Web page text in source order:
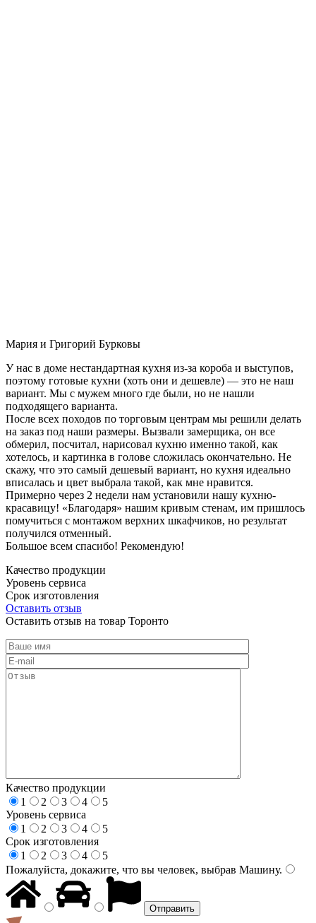
Мария и Григорий Бурковы
У нас в доме нестандартная кухня из-за короба и выступов,
поэтому готовые кухни (хоть они и дешевле) — это не наш
вариант. Мы с мужем много где были, но не нашли
подходящего варианта.
После всех походов по торговым центрам мы решили делать
на заказ под наши размеры. Вызвали замерщика, он все
обмерил, посчитал, нарисовал кухню именно такой, как
хотелось, и картинка в голове сложилась окончательно. Не
скажу, что это самый дешевый вариант, но кухня идеально
вписалась и цвет выбрала такой, как мне нравится.
Примерно через 2 недели нам установили нашу кухню-
красавицу! «Благодаря» нашим кривым стенам, им пришлось
помучиться с монтажом верхних шкафчиков, но результат
получился отменный.
Большое всем спасибо! Рекомендую!
Качество продукции
Уровень сервиса
Срок изготовления
Оставить отзыв
Оставить отзыв на товар Торонто
Качество продукции
1
2 3 4
5
Уровень сервиса
1
2 3 4
5
Срок изготовления
1
2 3 4
5
Пожалуйста, докажите, что вы человек, выбрав Машину.